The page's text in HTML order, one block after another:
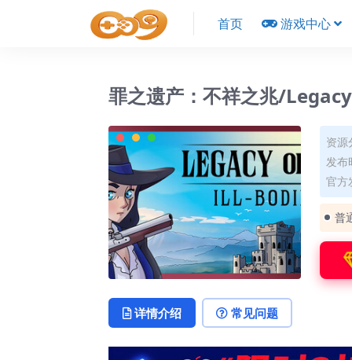
首页 游戏中心
罪之遗产：不祥之兆/
资
发布
官方
普
详情介绍 常见问题